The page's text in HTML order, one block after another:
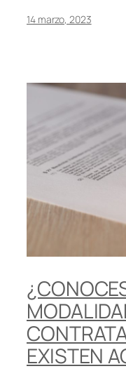
14 marzo, 2023
EXISTEN